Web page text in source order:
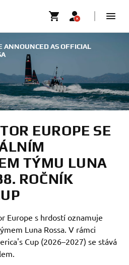
ANNOUNCED AS OFFICIAL
EUROPE SE
TÝMU LUNA
ROČNÍK
Europe s hrdostí oznamuje
Luna Rossa. V rámci
Cup (2026–2027) se stává